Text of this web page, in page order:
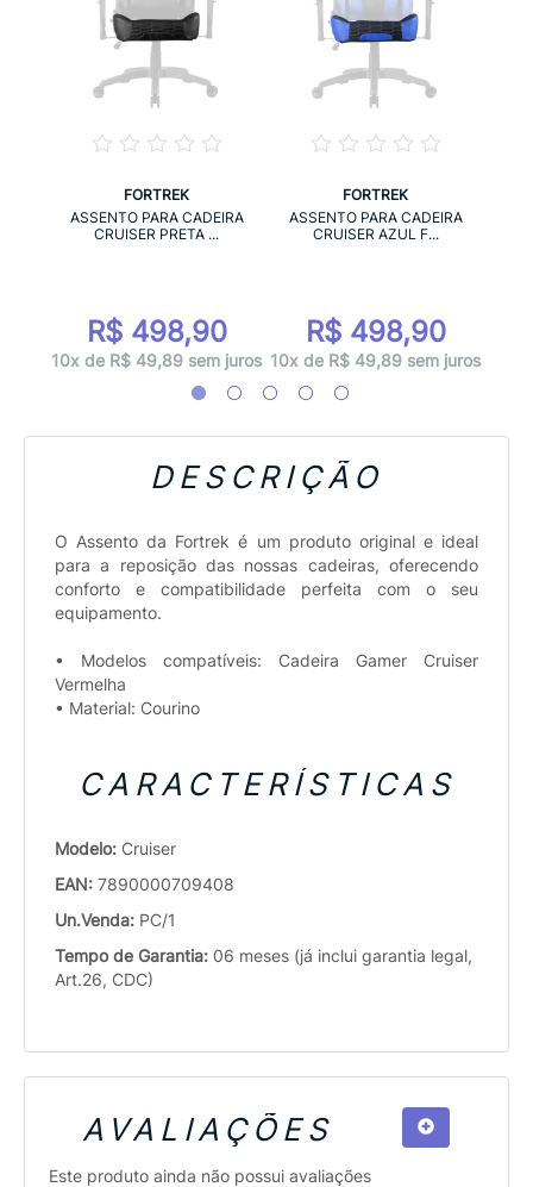
FORTREK
ASSENTO PARA CADEIRA
CRUISER PRETA ...
R$ 498,90
10x de R$ 49,89 sem juros
FORTREK
ASSENTO PARA CADEIRA
CRUISER AZUL F...
R$ 498,90
10x de R$ 49,89 sem juros
DESCRIÇÃO
O Assento da Fortrek é um produto original e ideal
para a reposição das nossas cadeiras, oferecendo
conforto e compatibilidade perfeita com o seu
equipamento.
• Modelos compatíveis: Cadeira Gamer Cruiser
Vermelha
• Material: Courino
CARACTERÍSTICAS
Modelo: Cruiser
EAN: 7890000709408
Un.Venda: PC/1
Tempo de Garantia: 06 meses (já inclui garantia legal,
Art.26, CDC)
AVALIAÇÕES
Este produto ainda não possui avaliações